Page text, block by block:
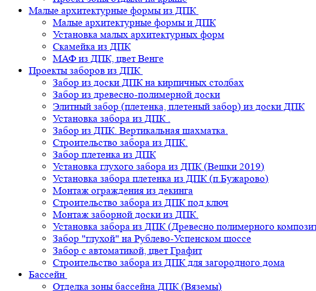
Малые архитектурные формы из ДПК
Малые архитектурные формы и ДПК
Установка малых архитектурных форм
Скамейка из ДПК
МАФ из ДПК, цвет Венге
Проекты заборов из ДПК
Забор из доски ДПК на кирпичных столбах
Забор из древесно-полимерной доски
Элитный забор (плетенка, плетеный забор) из доски ДПК
Установка забора из ДПК .
Забор из ДПК. Вертикальная шахматка.
Строительство забора из ДПК.
Забор плетенка из ДПК
Установка глухого забора из ДПК (Вешки 2019)
Установка забора плетенка из ДПК (п.Бужарово)
Монтаж ограждения из декинга
Строительство забора из ДПК под ключ
Монтаж заборной доски из ДПК.
Установка забора из ДПК (Древесно полимерного
Забор "глухой" на Рублево-Успенском шоссе
Забор с автоматикой, цвет Графит
Строительство забора из ДПК для загородного дома
Бассейн
Отделка зоны бассейна ДПК (Вяземы)